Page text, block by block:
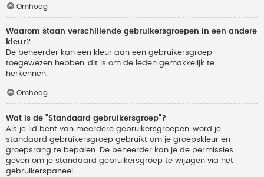
Omhoog
Waarom staan verschillende gebruikersgroepen in een andere
kleur?
De beheerder kan een kleur aan een gebruikersgroep
toegewezen hebben, dit is om de leden gemakkelijk te
herkennen.
Omhoog
Wat is de "Standaard gebruikersgroep"?
Als je lid bent van meerdere gebruikersgroepen, word je
standaard gebruikersgroep gebruikt om je groepskleur en
groepsrang te bepalen. De beheerder kan je de permissies
geven om je standaard gebruikersgroep te wijzigen via het
gebruikerspaneel.